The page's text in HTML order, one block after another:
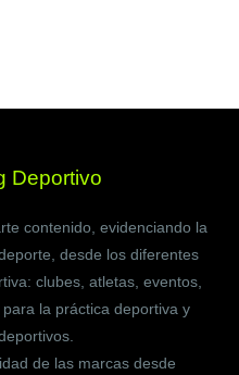
Deportivo
contenido, evidenciando la
desde los diferentes
clubes, atletas, eventos,
la práctica deportiva y
de las marcas desde